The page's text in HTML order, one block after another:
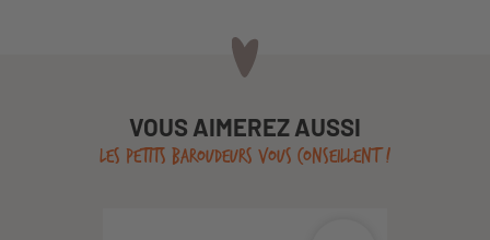
VOUS AIMEREZ AUSSI
LES PETITS BAROUDEURS VOUS CONSEILLENT !